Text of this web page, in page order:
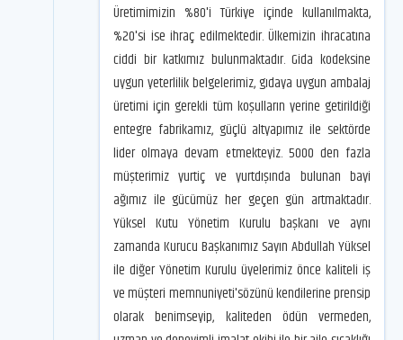
Üretimimizin %80'i Türkiye içinde kullanılmakta,
%20'si ise ihraç edilmektedir. Ülkemizin ihracatına
ciddi bir katkımız bulunmaktadır. Gida kodeksine
uygun yeterlilik belgelerimiz, gıdaya uygun ambalaj
üretimi için gerekli tüm koşulların yerine getirildiği
entegre fabrikamız, güçlü altyapımız ile sektörde
lider olmaya devam etmekteyiz. 5000 den fazla
müşterimiz yurtiç ve yurtdışında bulunan bayi
ağımız ile gücümüz her geçen gün artmaktadır.
Yüksel Kutu Yönetim Kurulu başkanı ve aynı
zamanda Kurucu Başkanımız Sayın Abdullah Yüksel
ile diğer Yönetim Kurulu üyelerimiz önce kaliteli iş
ve müşteri memnuniyeti'sözünü kendilerine prensip
olarak benimseyip, kaliteden ödün vermeden,